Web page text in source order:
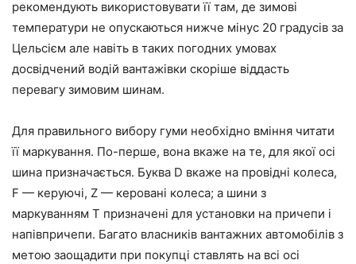
рекомендують використовувати її там, де зимові
температури не опускаються нижче мінус 20 градусів за
Цельсієм але навіть в таких погодних умовах
досвідчений водій вантажівки скоріше віддасть
перевагу зимовим шинам.
Для правильного вибору гуми необхідно вміння читати
її маркування. По-перше, вона вкаже на те, для якої осі
шина призначається. Буква D вкаже на провідні колеса,
F — керуючі, Z — керовані колеса; а шини з
маркуванням Т призначені для установки на причепи і
напівпричепи. Багато власників вантажних автомобілів з
метою заощадити при покупці ставлять на всі осі